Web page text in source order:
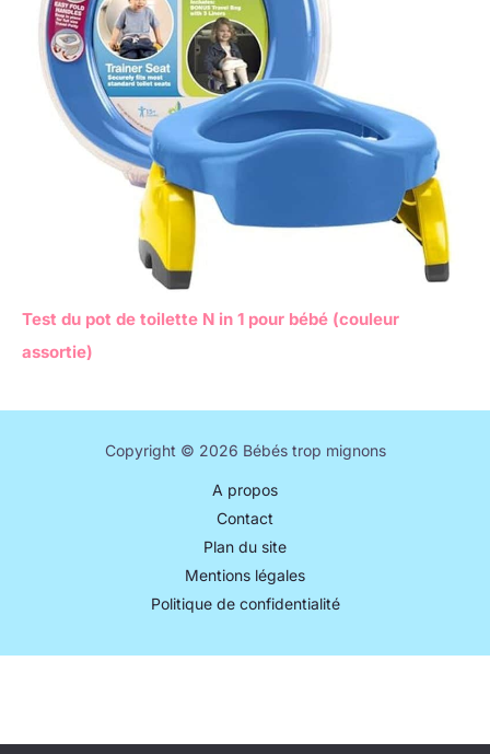
Test du pot de toilette N in 1 pour bébé (couleur
assortie)
Copyright © 2026 Bébés trop mignons
A propos
Contact
Plan du site
Mentions légales
Politique de confidentialité